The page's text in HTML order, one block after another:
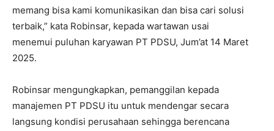
memang bisa kami komunikasikan dan bisa cari solusi
terbaik,” kata Robinsar, kepada wartawan usai
menemui puluhan karyawan PT PDSU, Jum’at 14 Maret
2025.
Robinsar mengungkapkan, pemanggilan kepada
manajemen PT PDSU itu untuk mendengar secara
langsung kondisi perusahaan sehingga berencana